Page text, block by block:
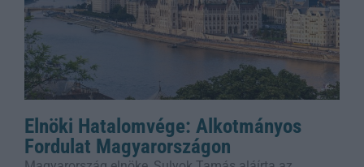
Elnöki Hatalomvége: Alkotmányos
Fordulat Magyarországon